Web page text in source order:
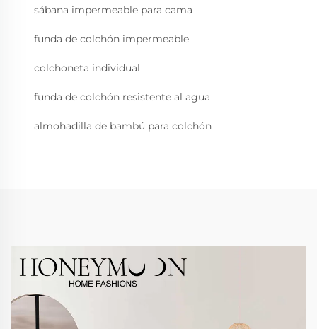
sábana impermeable para cama
funda de colchón impermeable
colchoneta individual
funda de colchón resistente al agua
almohadilla de bambú para colchón